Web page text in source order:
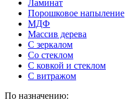
Ламинат
Порошковое напыление
МДФ
Массив дерева
С зеркалом
Со стеклом
С ковкой и стеклом
С витражом
По назначению: